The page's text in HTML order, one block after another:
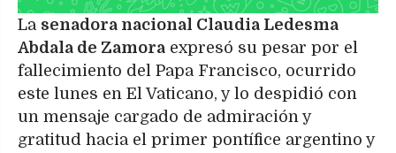
La senadora nacional Claudia Ledesma
Abdala de Zamora expresó su pesar por el
fallecimiento del Papa Francisco, ocurrido
este lunes en El Vaticano, y lo despidió con
un mensaje cargado de admiración y
gratitud hacia el primer pontífice argentino y